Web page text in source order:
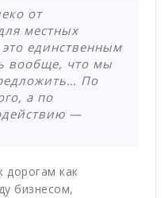
от
местных
единственным
вообще, что мы
По
а по
—
дорогам как
бизнесом,